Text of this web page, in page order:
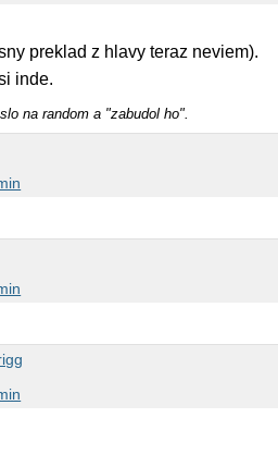
preklad z hlavy teraz neviem).
inde.
na random a "zabudol ho".